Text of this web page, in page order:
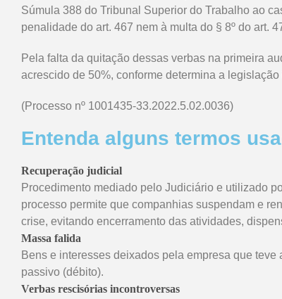
Súmula 388 do Tribunal Superior do Trabalho ao
penalidade do art. 467 nem à multa do § 8º do art.
Pela falta da quitação dessas verbas na primeira
acrescido de 50%, conforme determina a legislação
(Processo nº 1001435-33.2022.5.02.0036)
Entenda alguns termos
Recuperação judicial
Procedimento mediado pelo Judiciário e utilizado
processo permite que companhias suspendam e
crise, evitando encerramento das atividades,
Massa falida
Bens e interesses deixados pela empresa que
passivo (débito).
Verbas rescisórias incontroversas